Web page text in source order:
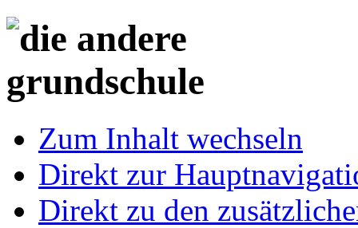
Zum Inhalt wechseln
Direkt zur
Direkt zu den